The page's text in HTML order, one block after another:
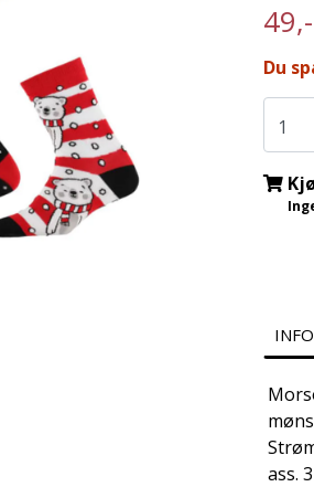
49,-
Du
ass.